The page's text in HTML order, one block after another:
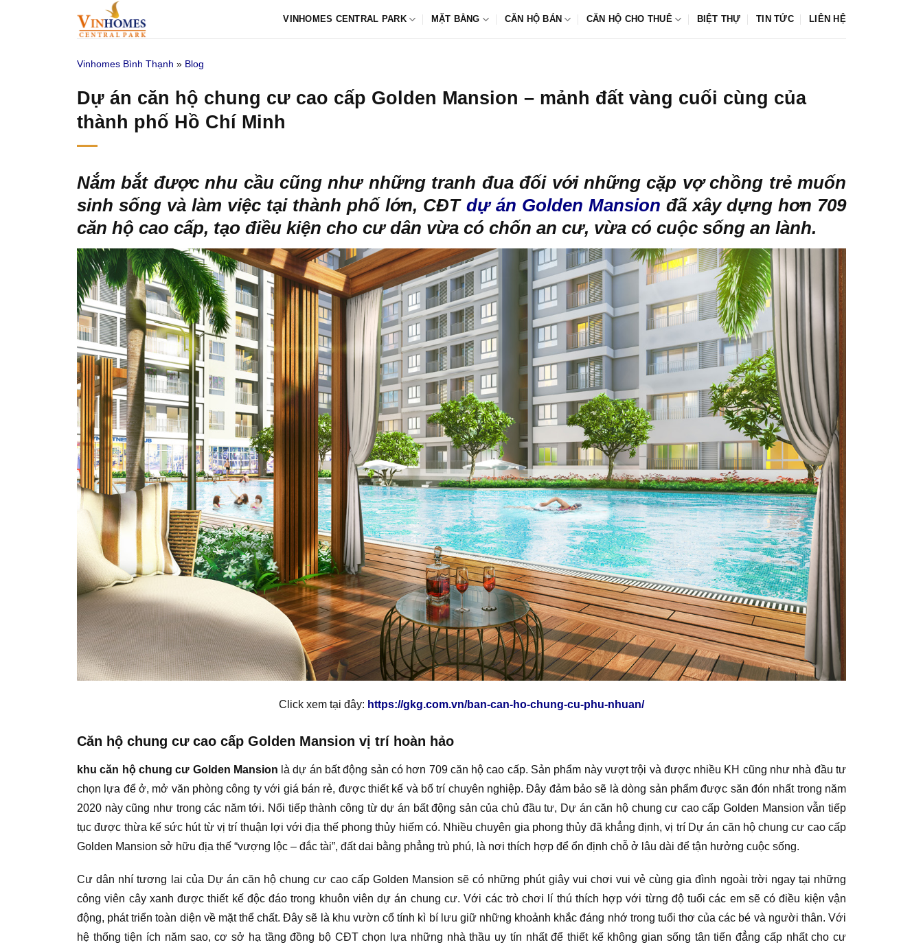
VINHOMES CENTRAL PARK MẶT BẰNG CĂN HỘ BÁN CĂN HỘ CHO THUÊ BIỆT THỰ TIN TỨC LIÊN HỆ
Vinhomes Bình Thạnh » Blog
Dự án căn hộ chung cư cao cấp Golden Mansion – mảnh đất vàng cuối cùng của
thành phố Hồ Chí Minh
Nắm bắt được nhu cầu cũng như những tranh đua đối với những cặp vợ chồng trẻ muốn
sinh sống và làm việc tại thành phố lớn, CĐT dự án Golden Mansion đã xây dựng hơn 709
căn hộ cao cấp, tạo điều kiện cho cư dân vừa có chốn an cư, vừa có cuộc sống an lành.
Click xem tại đây: https://gkg.com.vn/ban-can-ho-chung-cu-phu-nhuan/
Căn hộ chung cư cao cấp Golden Mansion vị trí hoàn hảo
khu căn hộ chung cư Golden Mansion là dự án bất động sản có hơn 709 căn hộ cao cấp. Sản phẩm này vượt trội và được nhiều KH cũng như nhà đầu tư
chọn lựa để ở, mở văn phòng công ty với giá bán rẻ, được thiết kế và bố trí chuyên nghiệp. Đây đảm bảo sẽ là dòng sản phẩm được săn đón nhất trong năm
2020 này cũng như trong các năm tới. Nối tiếp thành công từ dự án bất động sản của chủ đầu tư, Dự án căn hộ chung cư cao cấp Golden Mansion vẫn tiếp
tục được thừa kế sức hút từ vị trí thuận lợi với địa thế phong thủy hiếm có. Nhiều chuyên gia phong thủy đã khẳng định, vị trí Dự án căn hộ chung cư cao cấp
Golden Mansion sở hữu địa thế “vượng lộc – đắc tài”, đất dai bằng phẳng trù phú, là nơi thích hợp để ổn định chỗ ở lâu dài để tận hưởng cuộc sống.
Cư dân nhí tương lai của Dự án căn hộ chung cư cao cấp Golden Mansion sẽ có những phút giây vui chơi vui vẻ cùng gia đình ngoài trời ngay tại những
công viên cây xanh được thiết kế độc đáo trong khuôn viên dự án chung cư. Với các trò chơi lí thú thích hợp với từng độ tuổi các em sẽ có điều kiện vận
động, phát triển toàn diện về mặt thể chất. Đây sẽ là khu vườn cổ tính kì bí lưu giữ những khoảnh khắc đáng nhớ trong tuổi thơ của các bé và người thân. Với
hệ thống tiện ích năm sao, cơ sở hạ tầng đồng bộ CĐT chọn lựa những nhà thầu uy tín nhất để thiết kế không gian sống tân tiến đẳng cấp nhất cho cư